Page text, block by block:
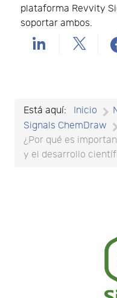
plataforma Revvity
soportar ambos.
Está aquí: Inicio
Signals ChemDraw
¿Por qué es
y el desarrollo